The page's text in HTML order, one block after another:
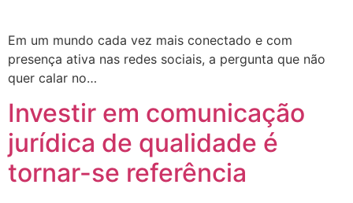
Em um mundo cada vez mais conectado e com
presença ativa nas redes sociais, a pergunta que não
quer calar no…
Investir em comunicação
jurídica de qualidade é
tornar-se referência